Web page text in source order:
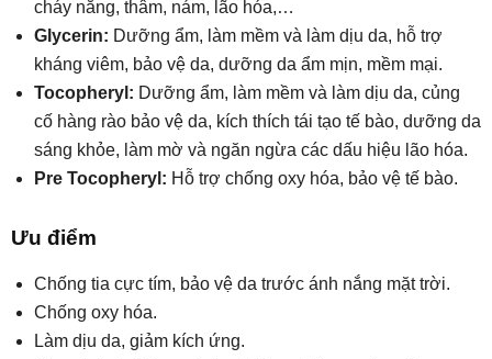
cháy nắng, thâm, nám, lão hóa,…
Glycerin: Dưỡng ẩm, làm mềm và làm dịu da, hỗ trợ
kháng viêm, bảo vệ da, dưỡng da ẩm mịn, mềm mại.
Tocopheryl: Dưỡng ẩm, làm mềm và làm dịu da, củng
cố hàng rào bảo vệ da, kích thích tái tạo tế bào, dưỡng da
sáng khỏe, làm mờ và ngăn ngừa các dấu hiệu lão hóa.
Pre Tocopheryl: Hỗ trợ chống oxy hóa, bảo vệ tế bào.
Ưu điểm
Chống tia cực tím, bảo vệ da trước ánh nắng mặt trời.
Chống oxy hóa.
Làm dịu da, giảm kích ứng.